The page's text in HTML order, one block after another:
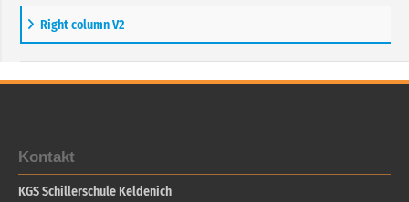
Right column V2
Kontakt
KGS Schillerschule Keldenich